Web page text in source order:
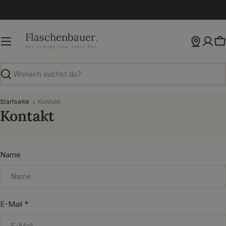
Inhalt
Suchen
Startseite Kontakt
Kontakt
K
a
Name
E-Mail *